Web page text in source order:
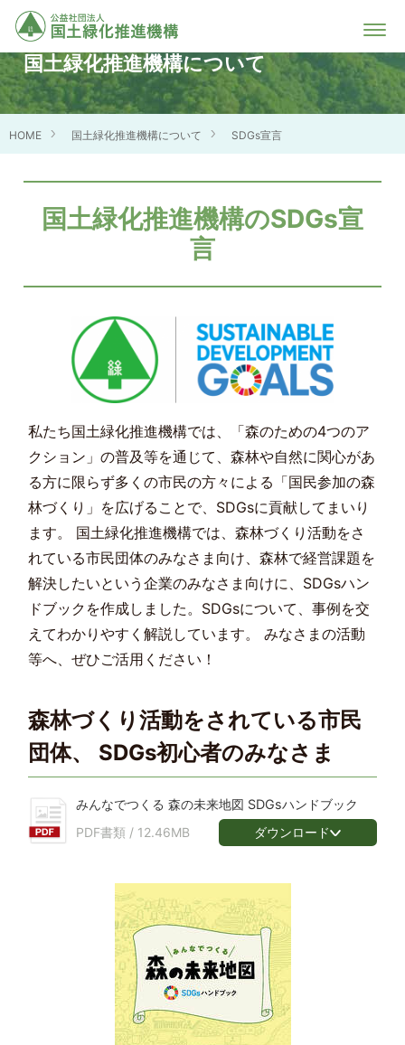
国土緑化推進機構について
HOME 国土緑化推進機構について SDGs宣言
国土緑化推進機構のSDGs宣
言
私たち国土緑化推進機構では、「森のための4つのア
クション」の普及等を通じて、森林や自然に関心があ
る方に限らず多くの市民の方々による「国民参加の森
林づくり」を広げることで、SDGsに貢献してまいり
ます。 国土緑化推進機構では、森林づくり活動をさ
れている市民団体のみなさま向け、森林で経営課題を
解決したいという企業のみなさま向けに、SDGsハン
ドブックを作成しました。SDGsについて、事例を交
えてわかりやすく解説しています。 みなさまの活動
等へ、ぜひご活用ください！
森林づくり活動をされている市民
団体、 SDGs初心者のみなさま
みんなでつくる 森の未来地図 SDGsハンドブック
PDF書類 / 12.46MB ダウンロード